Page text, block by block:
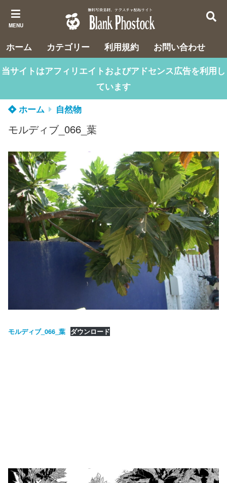
MENU
ホーム カテゴリー 利用規約
お問い合わせ
当サイトはアフィリエイトおよびアドセンス広告を利用し
ています
ホーム
自然物
モルディブ_066_葉
モルディブ_066_葉 ダウンロード